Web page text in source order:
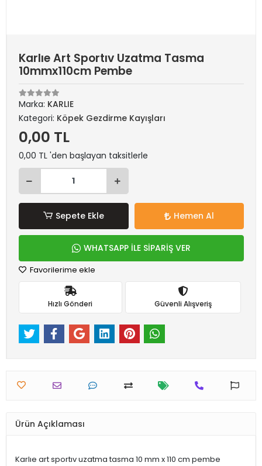
Karlıe Art Sportıv Uzatma Tasma
10mmx110cm Pembe
Marka: KARLIE
Kategori: Köpek Gezdirme Kayışları
0,00 TL
0,00 TL 'den başlayan taksitlerle
Sepete Ekle Hemen Al
WHATSAPP İLE SİPARİŞ VER
Favorilerime ekle
Hızlı Gönderi Güvenli Alışveriş
Ürün Açıklaması
Karlıe art sportıv uzatma tasma 10 mm x 110 cm pembe